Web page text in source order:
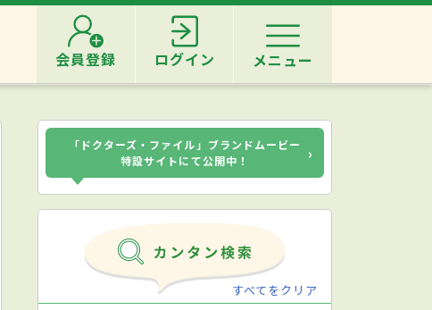
会員登録 ログイン メニュー
「ドクターズ・ファイル」ブランドムービー
特設サイトにて公開中！
›
すべてをクリア